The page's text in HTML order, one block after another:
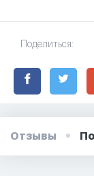
Поделиться:
Отзывы